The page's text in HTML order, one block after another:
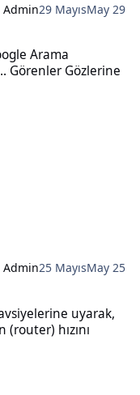
Admin29 MayısMay 29
Arama
Görenler Gözlerine
Admin25 MayısMay 25
uyarak,
hızını